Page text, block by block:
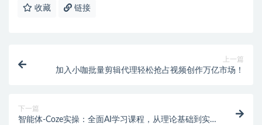
收藏 链接
上一篇
加入小咖批量剪辑代理轻松抢占视频创作万亿市场！
下一篇
智能体-Coze实操：全面AI学习课程，从理论基础到实